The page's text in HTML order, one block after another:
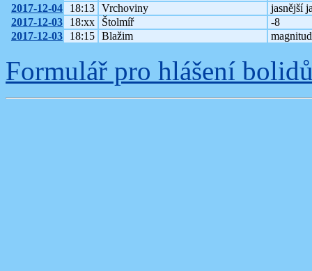
2017-12-04
18:13 Vrchoviny
jasnější
2017-12-03
18:xx Štolmíř
-8
2017-12-03
18:15 Blažim
Formulář pro hlášení